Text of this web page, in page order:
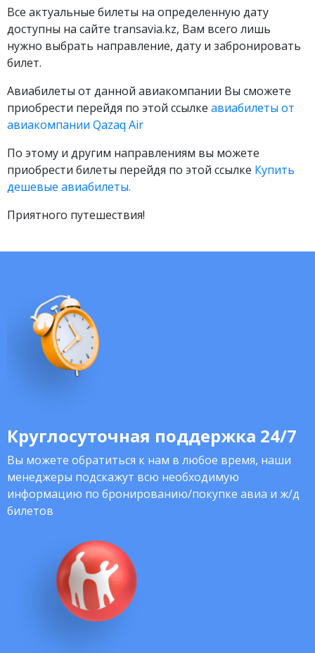
Все актуальные билеты на определенную дату
доступны на сайте transavia.kz, Вам всего лишь
нужно выбрать направление, дату и забронировать
билет.
Авиабилеты от данной авиакомпании Вы сможете
приобрести перейдя по этой ссылке авиабилеты от
авиакомпании Qazaq Air
По этому и другим направлениям вы можете
приобрести билеты перейдя по этой ссылке Купить
дешевые авиабилеты.
Приятного путешествия!
Круглосуточная поддержка 24/7
Вы можете обратиться к нам в любое время, наши
менеджеры подскажут всю необходимую
информацию по бронированию/покупке авиа и ж/д
билетов